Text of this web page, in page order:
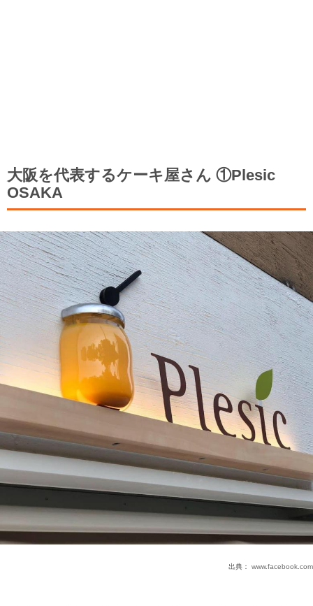
大阪を代表するケーキ屋さん ①Plesic
OSAKA
出典： www.facebook.com